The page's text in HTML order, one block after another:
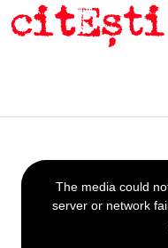
This
is
a
The media could
server or network